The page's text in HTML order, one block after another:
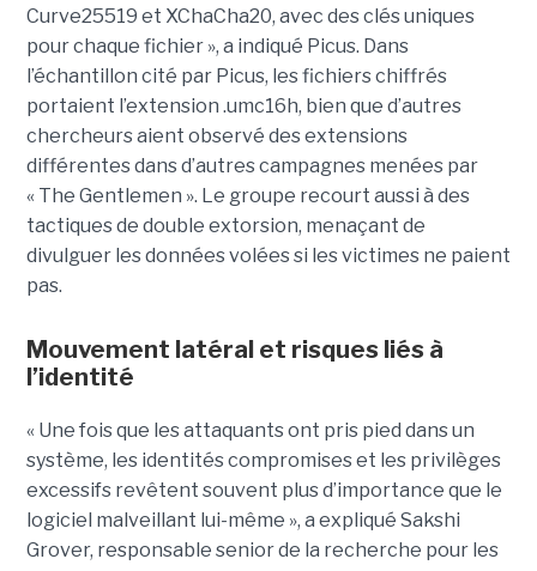
Curve25519 et XChaCha20, avec des clés uniques
pour chaque fichier », a indiqué Picus. Dans
l’échantillon cité par Picus, les fichiers chiffrés
portaient l’extension .umc16h, bien que d’autres
chercheurs aient observé des extensions
différentes dans d’autres campagnes menées par
« The Gentlemen ». Le groupe recourt aussi à des
tactiques de double extorsion, menaçant de
divulguer les données volées si les victimes ne paient
pas.
Mouvement latéral et risques liés à
l’identité
« Une fois que les attaquants ont pris pied dans un
système, les identités compromises et les privilèges
excessifs revêtent souvent plus d’importance que le
logiciel malveillant lui-même », a expliqué Sakshi
Grover, responsable senior de la recherche pour les